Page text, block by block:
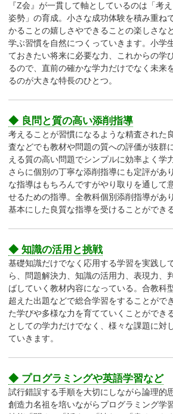
『Z会』が一貫して軸としているのは「考
姿勢」の育成。小さな成功体験を積み重ね
かることの嬉しさやできることの楽しさな
学ぶ習慣を自然につくっていきます。小学
ておきたい将来に必要な力、これからの学
るので、直前の確かな学力だけでなく未来
るのが大きな特長のひとつ。
◆ 良問と質の高い添削指導
考えることが習慣になるような精査された
査などでも教材や問題の質への評価が抜群
える質の高い問題でシンプルに効率よく学
さらに個別の丁寧な添削指導にも定評があ
な指導はもちろんですがやり取りを通して
せるための指導。全教科個別添削指導があ
基本にした良質な指導を受けることができる
◆ 知識の活用と挑戦
基礎知識だけでなく応用する学習を実践し
ら、問題解決力、知識の活用力、表現力、
ばしていく教材内容になっている。合教科
超えた出題などで総合学習をすることがで
た学びや多様な力を育てていくことができ
としての学力だけでなく、様々な課題に対
ていきます。
◆ プログラミングや英語学習など
試行錯誤する手順を大切にしながら論理的
創造力名祖を培いながらプログラミング学